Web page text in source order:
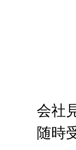
会社
随時